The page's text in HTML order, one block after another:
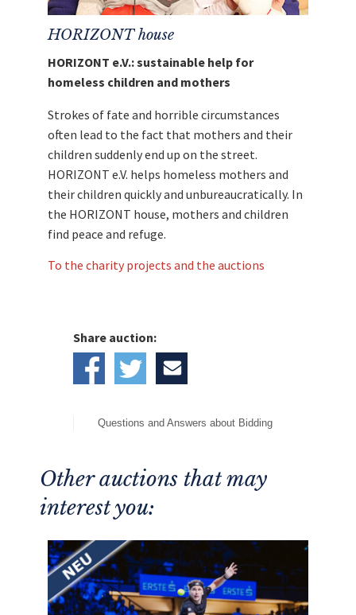
HORIZONT house
HORIZONT e.V.: sustainable help for
homeless children and mothers
Strokes of fate and horrible circumstances
often lead to the fact that mothers and their
children suddenly end up on the street.
HORIZONT e.V. helps homeless mothers and
their children quickly and unbureaucratically. In
the HORIZONT house, mothers and children
find peace and refuge.
To the charity projects and the auctions
Share auction:
Questions and Answers about Bidding
Other auctions that may
interest you: